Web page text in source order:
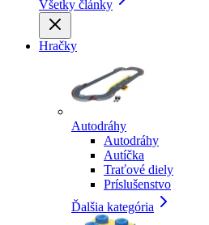
Všetky články
Hračky
Autodráhy
Autodráhy
Autíčka
Traťové diely
Príslušenstvo
Ďalšia kategória